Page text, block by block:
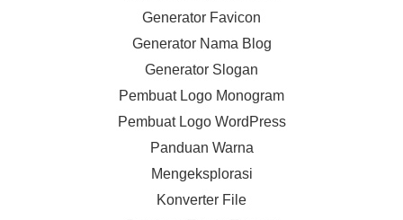
Generator Favicon
Generator Nama Blog
Generator Slogan
Pembuat Logo Monogram
Pembuat Logo WordPress
Panduan Warna
Mengeksplorasi
Konverter File